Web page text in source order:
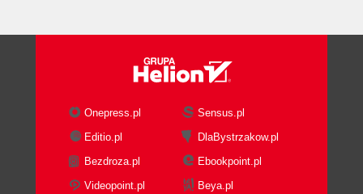
Onepress.pl
Sensus.pl
Editio.pl
DlaBystrzakow.pl
Bezdroza.pl
Ebookpoint.pl
Videopoint.pl
Beya.pl